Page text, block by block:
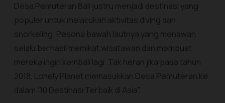
Desa Pemuteran Bali justru menjadi destinasi yang
populer untuk melakukan aktivitas diving dan
snorkeling. Pesona bawah lautnya yang menawan
selalu berhasil memikat wisatawan dan membuat
mereka ingin kembali lagi. Tak heran jika pada tahun
2018, Lonely Planet memasukkan Desa Pemuteran ke
dalam “10 Destinasi Terbaik di Asia”.